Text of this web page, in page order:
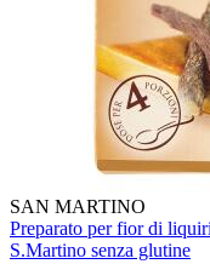
SAN MARTINO
Preparato per fior di
S.Martino senza glutine